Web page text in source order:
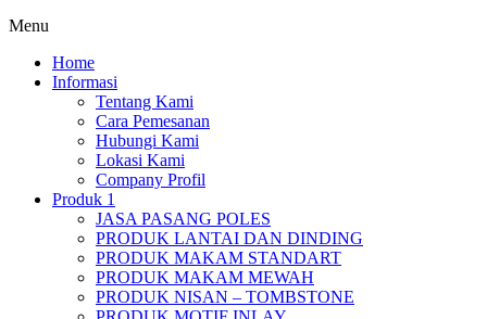
Menu
Home
Informasi
Tentang Kami
Cara Pemesanan
Hubungi Kami
Lokasi Kami
Company Profil
Produk 1
JASA PASANG POLES
PRODUK LANTAI DAN DINDING
PRODUK MAKAM STANDART
PRODUK MAKAM MEWAH
PRODUK NISAN – TOMBSTONE